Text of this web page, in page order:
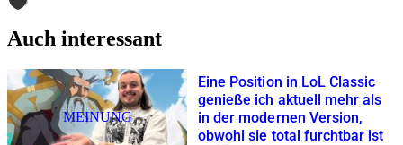
Auch interessant
MEINUNG
Eine Position in LoL Classic
genieße ich aktuell mehr als
in der modernen Version,
obwohl sie total furchtbar ist